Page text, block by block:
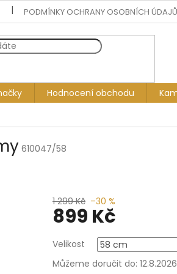
PODMÍNKY OCHRANY OSOBNÍCH
Hodnocení obchodu
610047/58
1 299 Kč –30 %
899 Kč
cena:
Velikost
Můžeme doručit do: 12.8.2026